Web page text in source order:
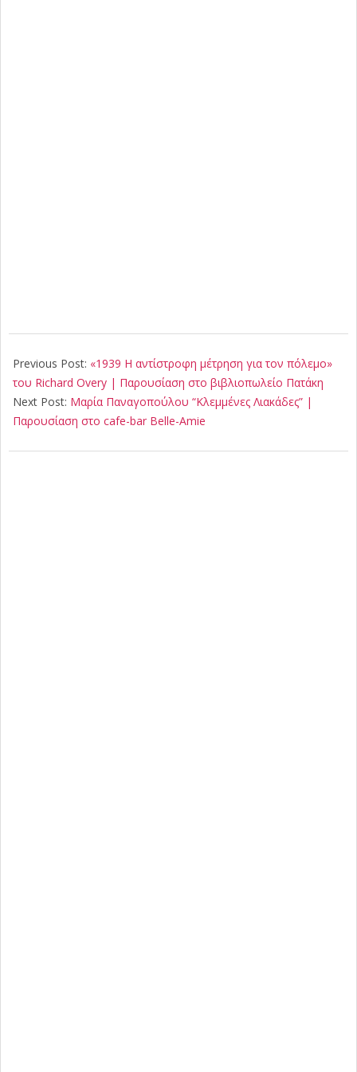
10-
05
Previous Post: «1939 Η αντίστροφη μέτρηση για τον πόλεμο»
του Richard Overy | Παρουσίαση στο βιβλιοπωλείο Πατάκη
Next Post: Μαρία Παναγοπούλου “Κλεμμένες Λιακάδες” |
Παρουσίαση στο cafe-bar Belle-Amie